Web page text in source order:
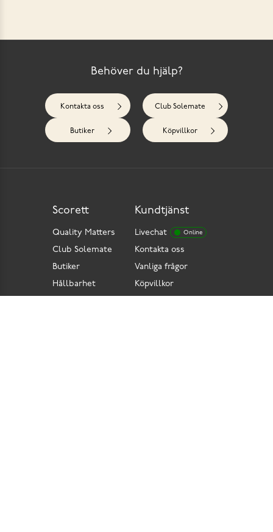
Behöver du hjälp?
Kontakta oss Club Solemate
Butiker Köpvillkor
Kundtjänst
Livechat Online
Kontakta oss
Vanliga frågor
Köpvillkor
Scorett
Quality Matters
Club Solemate
Butiker
Hållbarhet